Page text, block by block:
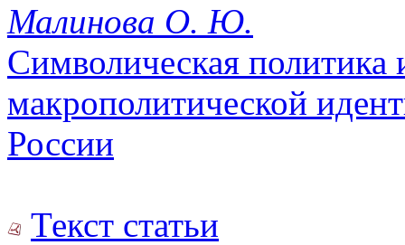
Малинова О. Ю.
Символическая политика
макрополитической
России
Текст статьи